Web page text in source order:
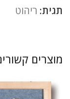
תגית: ריהוט
מוצרים